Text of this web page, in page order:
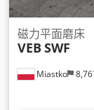
Miastko
磁力平面磨床
VEB SWF